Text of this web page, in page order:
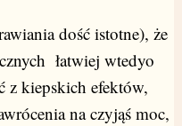
dość istotne), że
łatwiej wtedyo
z kiepskich efektów,
na czyjąś moc,